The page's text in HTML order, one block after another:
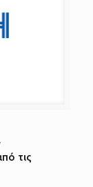
τις